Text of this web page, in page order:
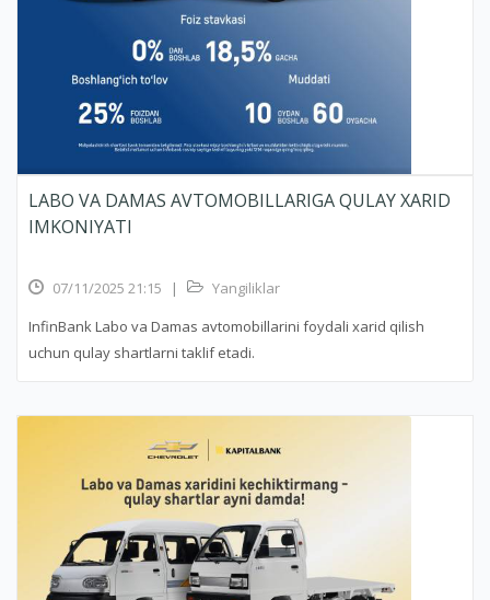
LABO VA DAMAS AVTOMOBILLARIGA QULAY XARID
IMKONIYATI
07/11/2025 21:15 |
Yangiliklar
InfinBank Labo va Damas avtomobillarini foydali xarid qilish
uchun qulay shartlarni taklif etadi.